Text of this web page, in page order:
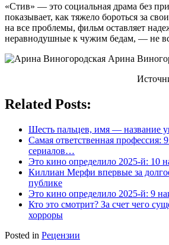
«Стив» — это социальная драма без
показывает, как тяжело бороться за
на все проблемы, фильм оставляет
неравнодушные к чужим бедам, — не
Арина
Related Posts:
Шесть пальцев, имя — название
Самая ответственная профессия:
сериалов…
Это кино определило 2025-й: 10
Киллиан Мерфи впервые за
публике
Это кино определило 2025-й: 9
Кто это смотрит? За счет чего
хорроры
Posted in Рецензии